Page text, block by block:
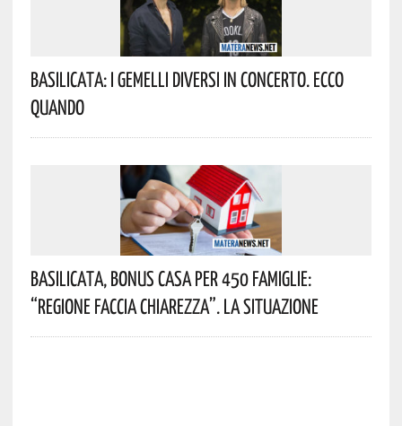
Basilicata: I Gemelli DiVersi In Concerto. Ecco
Quando
Basilicata, Bonus Casa Per 450 Famiglie:
“Regione Faccia Chiarezza”. La Situazione